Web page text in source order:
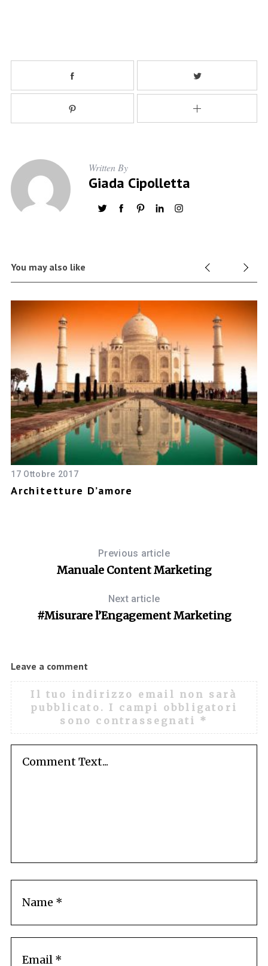
Written By
Giada Cipolletta
You may also like
17 Ottobre 2017
Architetture D’amore
Previous article
Manuale Content Marketing
Next article
#Misurare l’Engagement Marketing
Leave a comment
Il tuo indirizzo email non sarà
pubblicato. I campi obbligatori
sono contrassegnati *